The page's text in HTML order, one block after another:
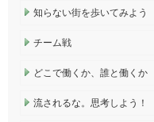
知らない街を歩いてみよう
チーム戦
どこで働くか、誰と働くか
流されるな。思考しよう！